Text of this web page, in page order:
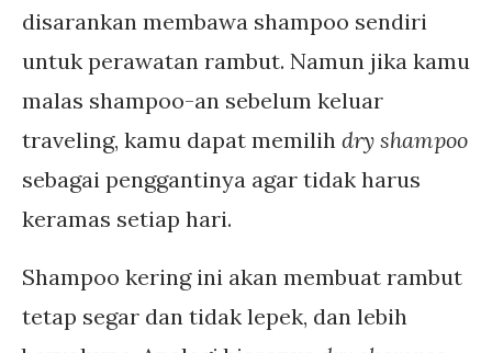
disarankan membawa shampoo sendiri
untuk perawatan rambut. Namun jika kamu
malas shampoo-an sebelum keluar
traveling, kamu dapat memilih dry shampoo
sebagai penggantinya agar tidak harus
keramas setiap hari.
Shampoo kering ini akan membuat rambut
tetap segar dan tidak lepek, dan lebih